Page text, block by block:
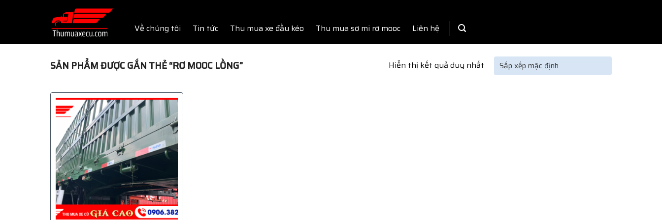
Về chúng tôi Tin tức Thu mua xe đầu kéo Thu mua sơ mi rơ mooc Liên hệ
SẢN PHẨM ĐƯỢC GẮN THẺ “RƠ MOOC LỒNG” Hiển thị kết quả duy nhất